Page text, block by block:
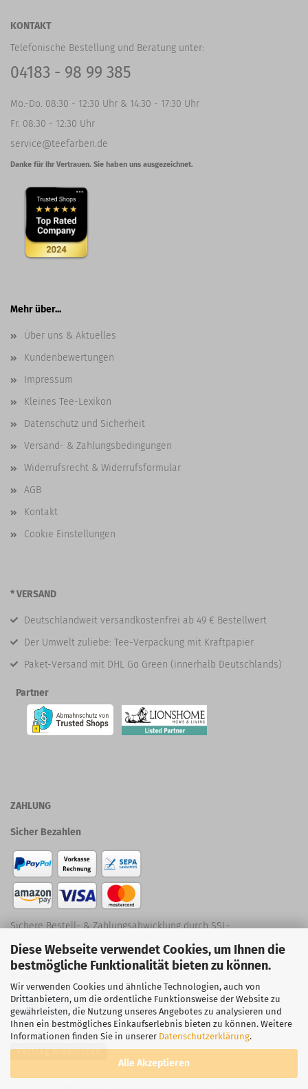
Diese Webseite verwendet Cookies, um Ihnen die
bestmögliche Funktionalität bieten zu können.
Wir verwenden Cookies und ähnliche Technologien, auch von
Drittanbietern, um die ordentliche Funktionsweise der Website zu
gewährleisten, die Nutzung unseres Angebotes zu analysieren und
Ihnen ein bestmögliches Einkaufserlebnis bieten zu können. Weitere
Informationen finden Sie in unserer Datenschutzerklärung.
Alle Akzeptieren
KONTAKT
Telefonische Bestellung und Beratung unter:
04183 - 98 99 385
Mo.-Do. 08:30 - 12:30 Uhr & 14:30 - 17:30 Uhr
Fr. 08:30 - 12:30 Uhr
service@teefarben.de
Danke für Ihr Vertrauen. Sie haben uns ausgezeichnet.
Mehr über...
Über uns & Aktuelles
Kundenbewertungen
Impressum
Kleines Tee-Lexikon
Datenschutz und Sicherheit
Versand- & Zahlungsbedingungen
Widerrufsrecht & Widerrufsformular
AGB
Kontakt
Cookie Einstellungen
* VERSAND
Deutschlandweit versandkostenfrei ab 49 € Bestellwert
Der Umwelt zuliebe: Tee-Verpackung mit Kraftpapier
Paket-Versand mit DHL Go Green (innerhalb Deutschlands)
Partner
ZAHLUNG
Sicher Bezahlen
Sichere Bestell- & Zahlungsabwicklung durch SSL-
Verschlüsselung
Social Media
Vertrag widerrufen